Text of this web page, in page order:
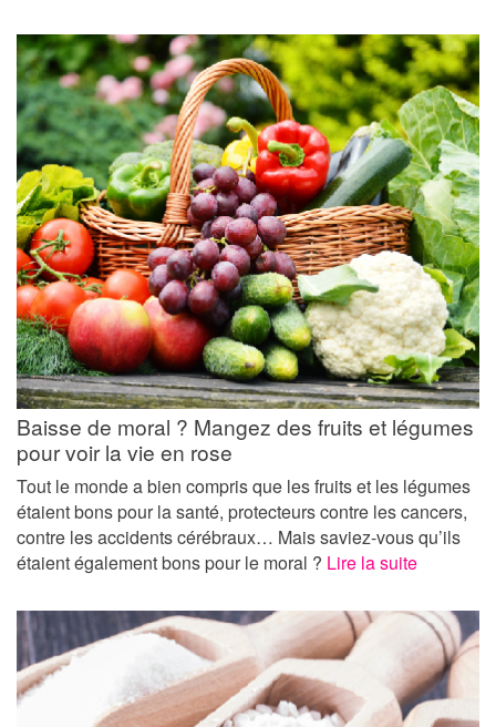
Baisse de moral ? Mangez des fruits et légumes
pour voir la vie en rose
Tout le monde a bien compris que les fruits et les légumes
étaient bons pour la santé, protecteurs contre les cancers,
contre les accidents cérébraux… Mais saviez-vous qu’ils
étaient également bons pour le moral ? Lire la suite